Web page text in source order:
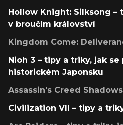
Hollow Knight: Silksong
v broučím království
Kingdom Come:
Nioh 3 – tipy a triky, jak
historickém Japonsku
Assassin's Creed
Civilization VII – tipy a